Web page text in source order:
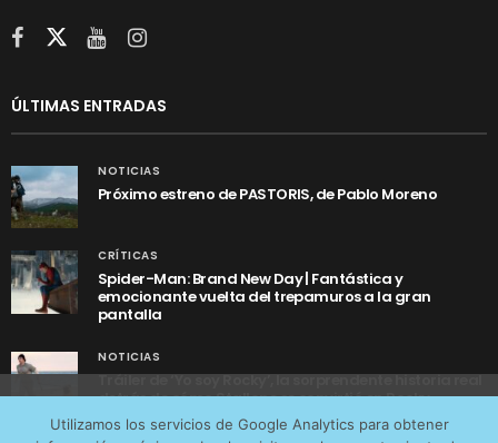
ÚLTIMAS ENTRADAS
NOTICIAS
Próximo estreno de PASTORIS, de Pablo Moreno
CRÍTICAS
Spider-Man: Brand New Day | Fantástica y
emocionante vuelta del trepamuros a la gran
pantalla
NOTICIAS
Tráiler de ‘Yo soy Rocky’, la sorprendente historia real
detrás de cómo Stallone se convirtió en Rocky
Utilizamos los servicios de Google Analytics para obtener
tráfico web que recibimos y conocer los servicios que